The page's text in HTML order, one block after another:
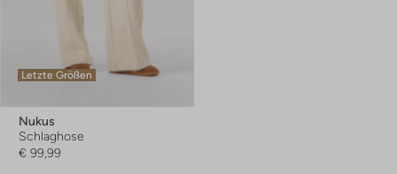
Letzte Größen
Nukus
Schlaghose
€ 99,99